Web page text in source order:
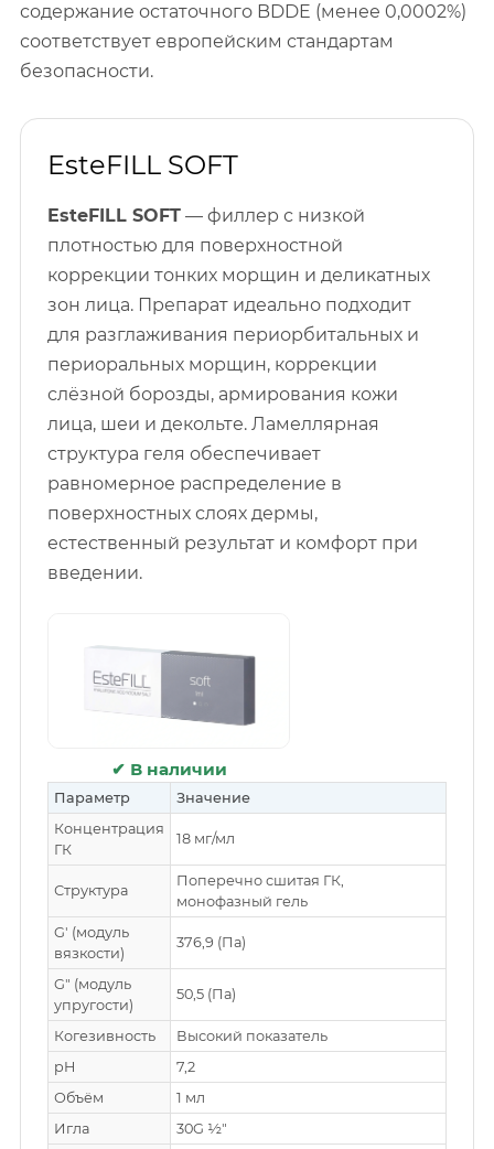
содержание остаточного BDDE (менее 0,0002%)
соответствует европейским стандартам
безопасности.
EsteFILL SOFT
EsteFILL SOFT — филлер с низкой
плотностью для поверхностной
коррекции тонких морщин и деликатных
зон лица. Препарат идеально подходит
для разглаживания периорбитальных и
периоральных морщин, коррекции
слёзной борозды, армирования кожи
лица, шеи и декольте. Ламеллярная
структура геля обеспечивает
равномерное распределение в
поверхностных слоях дермы,
естественный результат и комфорт при
введении.
✔ В наличии
Параметр
Значение
Концентрация
ГК
18 мг/мл
Структура
Поперечно сшитая ГК,
монофазный гель
G′ (модуль
вязкости)
376,9 (Па)
G″ (модуль
упругости)
50,5 (Па)
Когезивность
Высокий показатель
pH
7,2
Объём
1 мл
Игла
30G ½″